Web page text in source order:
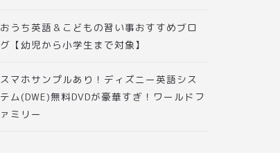
おうち英語＆こどもの習い事おすすめブロ
グ【幼児から小学生まで対象】
スマホサンプルあり！ディズニー英語シス
テム(DWE)無料DVDが豪華すぎ！ワールドフ
ァミリー